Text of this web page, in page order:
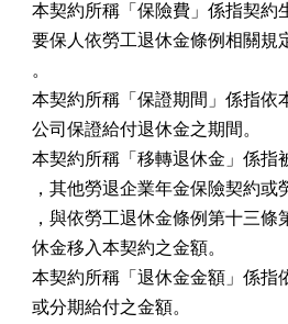
本契約所稱「保險費」係指契約
要保人依勞工退休金條例相關規
。
本契約所稱「保證期間」係指依
公司保證給付退休金之期間。
本契約所稱「移轉退休金」係指
，其他勞退企業年金保險契約
，與依勞工退休金條例第十三
休金移入本契約之金額。
本契約所稱「退休金金額」係指
或分期給付之金額。